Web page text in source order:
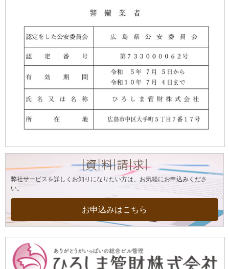
弊社サービスを詳しくお知りになりたい方は、お気軽にお申込みくださ
い。
お申込みはこちら